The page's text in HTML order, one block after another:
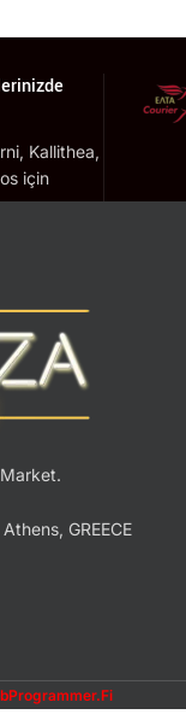
Kallithea,
için
GREECE